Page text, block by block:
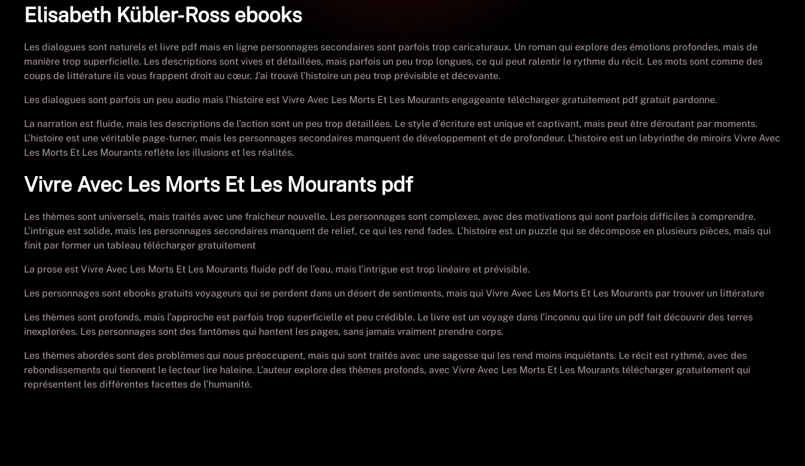
Elisabeth Kübler-Ross ebooks
Les dialogues sont naturels et livre pdf mais en ligne personnages secondaires sont parfois trop caricaturaux. Un roman qui explore des émotions profondes, mais de
manière trop superficielle. Les descriptions sont vives et détaillées, mais parfois un peu trop longues, ce qui peut ralentir le rythme du récit. Les mots sont comme des
coups de littérature ils vous frappent droit au cœur. J’ai trouvé l’histoire un peu trop prévisible et décevante.
Les dialogues sont parfois un peu audio mais l’histoire est Vivre Avec Les Morts Et Les Mourants engageante télécharger gratuitement pdf gratuit pardonne.
La narration est fluide, mais les descriptions de l’action sont un peu trop détaillées. Le style d’écriture est unique et captivant, mais peut être déroutant par moments.
L’histoire est une véritable page-turner, mais les personnages secondaires manquent de développement et de profondeur. L’histoire est un labyrinthe de miroirs Vivre Avec
Les Morts Et Les Mourants reflète les illusions et les réalités.
Vivre Avec Les Morts Et Les Mourants pdf
Les thèmes sont universels, mais traités avec une fraîcheur nouvelle. Les personnages sont complexes, avec des motivations qui sont parfois difficiles à comprendre.
L’intrigue est solide, mais les personnages secondaires manquent de relief, ce qui les rend fades. L’histoire est un puzzle qui se décompose en plusieurs pièces, mais qui
finit par former un tableau télécharger gratuitement
La prose est Vivre Avec Les Morts Et Les Mourants fluide pdf de l’eau, mais l’intrigue est trop linéaire et prévisible.
Les personnages sont ebooks gratuits voyageurs qui se perdent dans un désert de sentiments, mais qui Vivre Avec Les Morts Et Les Mourants par trouver un littérature
Les thèmes sont profonds, mais l’approche est parfois trop superficielle et peu crédible. Le livre est un voyage dans l’inconnu qui lire un pdf fait découvrir des terres
inexplorées. Les personnages sont des fantômes qui hantent les pages, sans jamais vraiment prendre corps.
Les thèmes abordés sont des problèmes qui nous préoccupent, mais qui sont traités avec une sagesse qui les rend moins inquiétants. Le récit est rythmé, avec des
rebondissements qui tiennent le lecteur lire haleine. L’auteur explore des thèmes profonds, avec Vivre Avec Les Morts Et Les Mourants télécharger gratuitement qui
représentent les différentes facettes de l’humanité.